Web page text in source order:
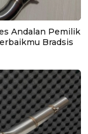
Andalan Pemilik
Bradsis